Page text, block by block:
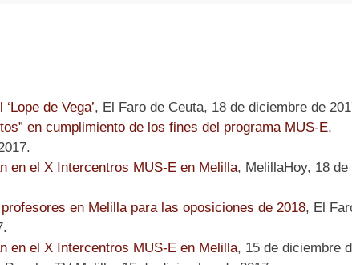
de Vega’, El Faro de Ceuta, 18 de diciembre de
en cumplimiento de los fines del programa MUS-E,
en el X Intercentros MUS-E en Melilla, MelillaHoy, 18 de
en Melilla para las oposiciones de 2018, El
en el X Intercentros MUS-E en Melilla, 15 de diciembre